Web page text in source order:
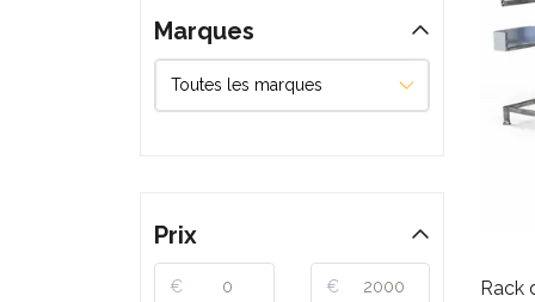
Rack
Marques
Prix
€ €